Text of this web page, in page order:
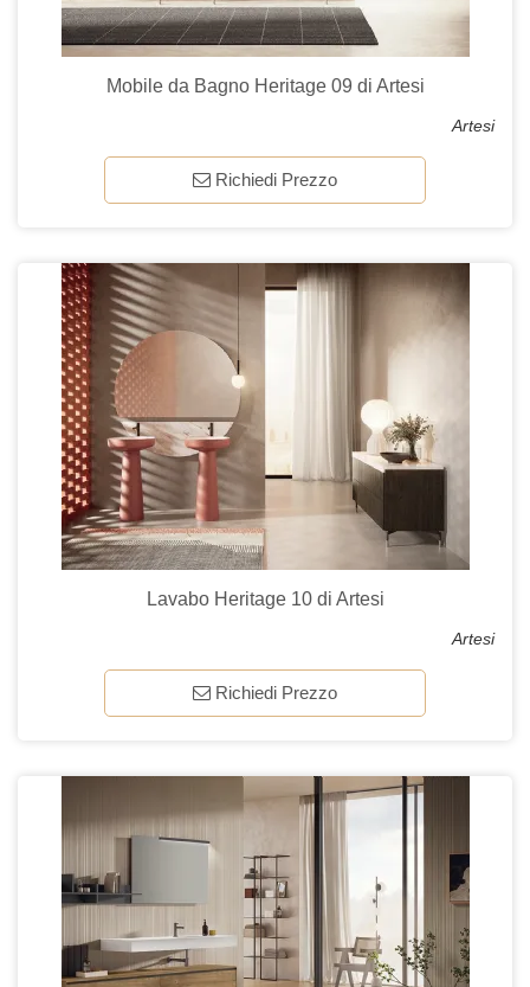
Mobile da Bagno Heritage 09 di Artesi
Artesi
Richiedi Prezzo
Lavabo Heritage 10 di Artesi
Artesi
Richiedi Prezzo